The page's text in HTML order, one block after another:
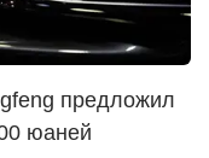
предложил
юаней